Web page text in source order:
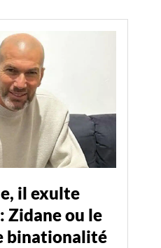
il exulte
Zidane ou le
binationalité